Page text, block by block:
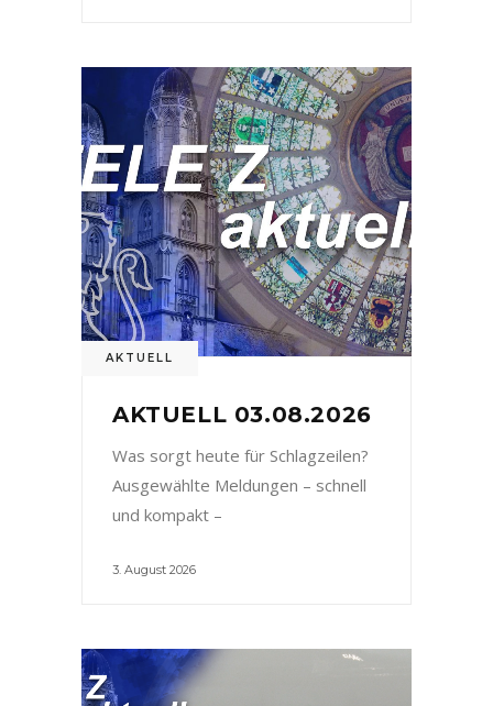
AKTUELL
AKTUELL 03.08.2026
Was sorgt heute für Schlagzeilen?
Ausgewählte Meldungen – schnell
und kompakt –
3. August 2026